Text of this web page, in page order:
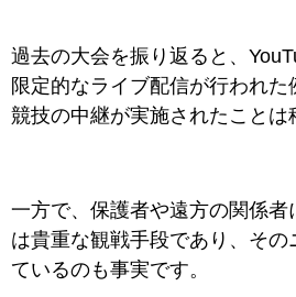
過去の大会を振り返ると、
限定的なライブ配信が行われ
競技の中継が実施されたことは
一方で、保護者や遠方の関係者
は貴重な観戦手段であり、その
ているのも事実です。